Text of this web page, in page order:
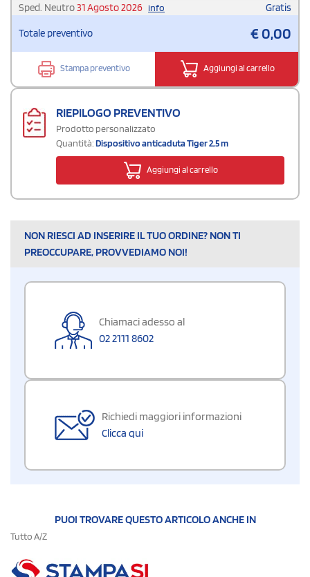
Sped. Neutro31 Agosto 2026 info Gratis
Totale preventivo €0,00
Stampa preventivo Aggiungi al carrello
RIEPILOGO PREVENTIVO
Prodotto personalizzato
Quantità:Dispositivo anticaduta Tiger 2,5 m
Aggiungi al carrello
NON RIESCI AD INSERIRE IL TUO ORDINE? NON TI
PREOCCUPARE, PROVVEDIAMO NOI!
Chiamaci adesso al
02 2111 8602
Richiedi maggiori informazioni
Clicca qui
PUOI TROVARE QUESTO ARTICOLO ANCHE IN
Tutto A/Z